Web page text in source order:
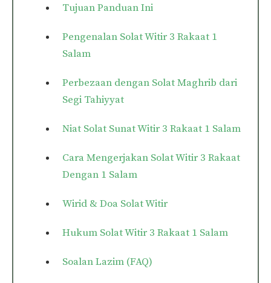
Tujuan Panduan Ini
Pengenalan Solat Witir 3 Rakaat 1
Salam
Perbezaan dengan Solat Maghrib dari
Segi Tahiyyat
Niat Solat Sunat Witir 3 Rakaat 1 Salam
Cara Mengerjakan Solat Witir 3 Rakaat
Dengan 1 Salam
Wirid & Doa Solat Witir
Hukum Solat Witir 3 Rakaat 1 Salam
Soalan Lazim (FAQ)